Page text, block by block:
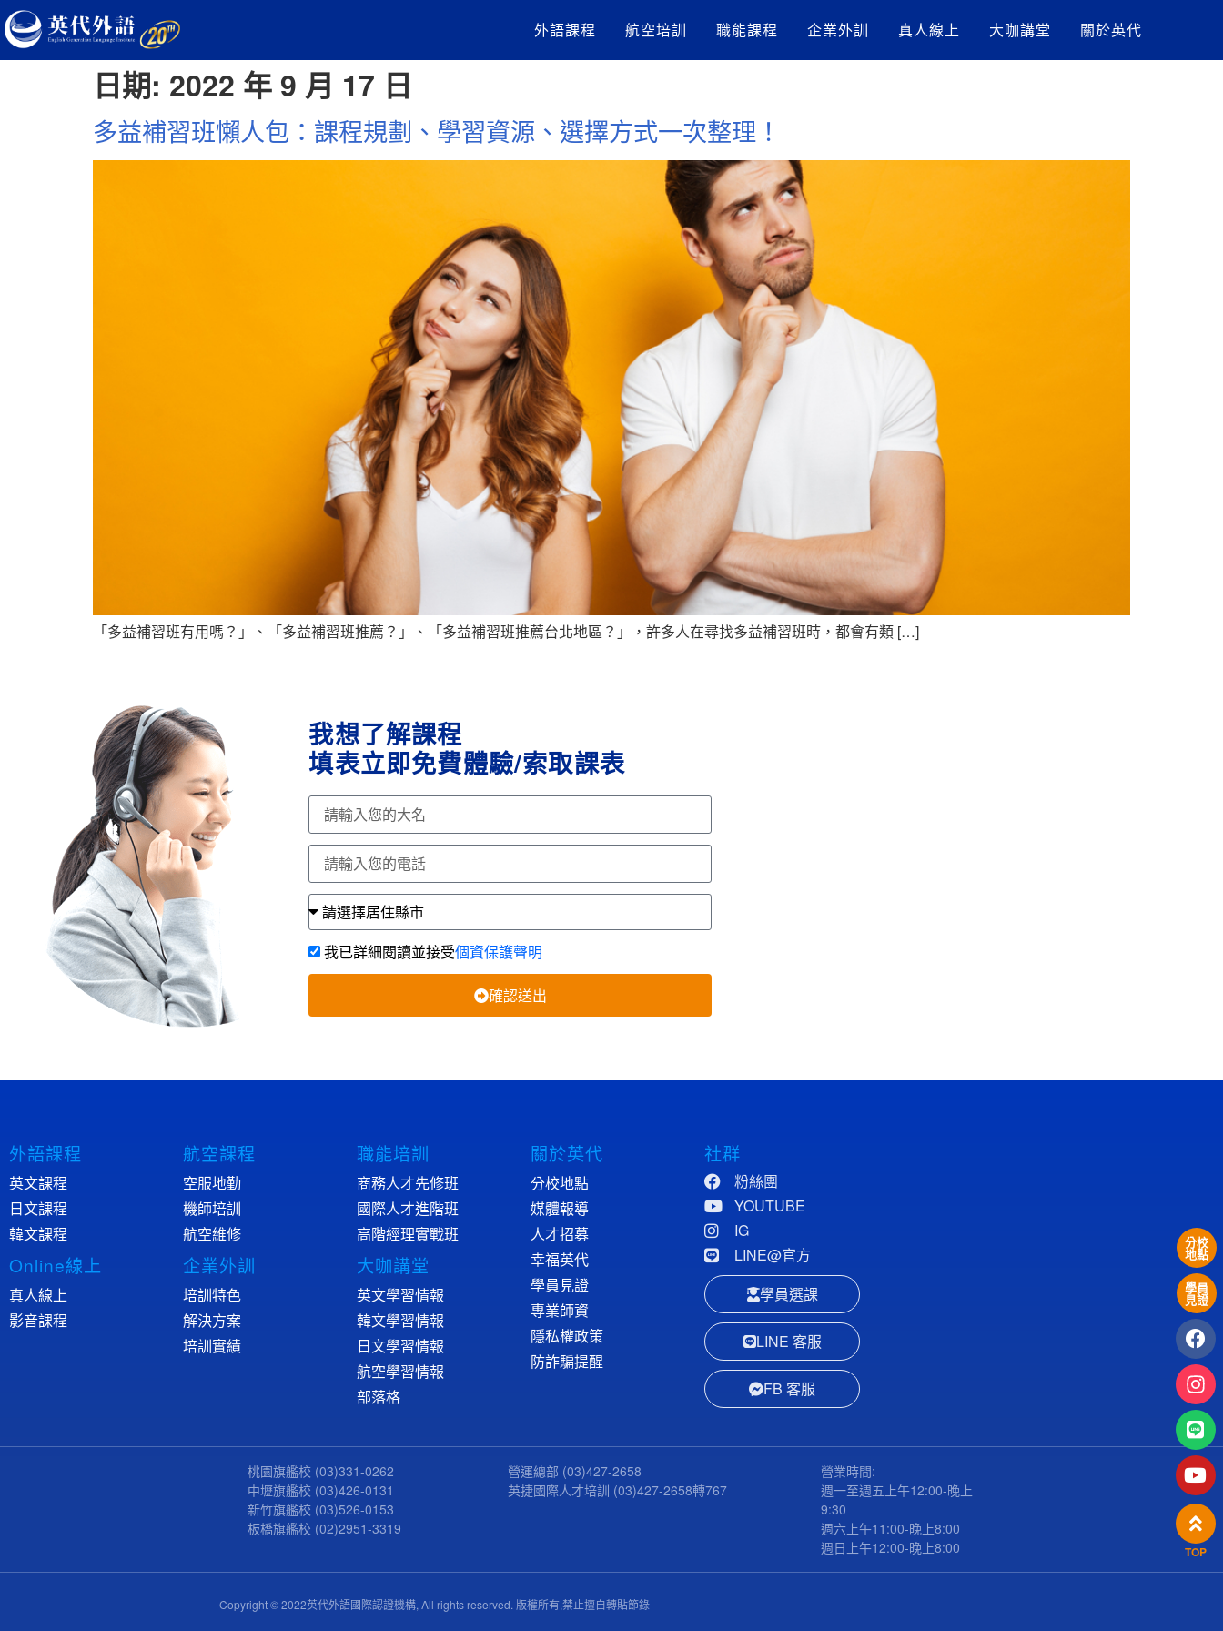
外語課程 航空培訓 職能課程 企業外訓 真人線上 大咖講堂 關於英代
日期: 2022 年 9 月 17 日
多益補習班懶人包：課程規劃、學習資源、選擇方式一次整理！
「多益補習班有用嗎？」、「多益補習班推薦？」、「多益補習班推薦台北地區？」，許多人在尋找多益補習班時，都會有類 […]
我想了解課程
填表立即免費體驗/索取課表
我已詳細閱讀並接受個資保護聲明
確認送出
外語課程
英文課程
日文課程
韓文課程
Online線上
真人線上
影音課程
航空課程
空服地勤
機師培訓
航空維修
企業外訓
培訓特色
解決方案
培訓實績
職能培訓
商務人才先修班
國際人才進階班
高階經理實戰班
大咖講堂
英文學習情報
韓文學習情報
日文學習情報
航空學習情報
部落格
關於英代
分校地點
媒體報導
人才招募
幸福英代
學員見證
專業師資
隱私權政策
防詐騙提醒
社群
粉絲團
YOUTUBE
IG
LINE@官方
學員選課
LINE 客服
FB 客服
桃園旗艦校 (03)331-0262
中壢旗艦校 (03)426-0131
新竹旗艦校 (03)526-0153
板橋旗艦校 (02)2951-3319
營運總部 (03)427-2658
英捷國際人才培訓 (03)427-2658轉767
營業時間:
週一至週五上午12:00-晚上
9:30
週六上午11:00-晚上8:00
週日上午12:00-晚上8:00
Copyright © 2022英代外語國際認證機構, All rights reserved. 版權所有,禁止擅自轉貼節錄
分校
地點
學員
見證
TOP